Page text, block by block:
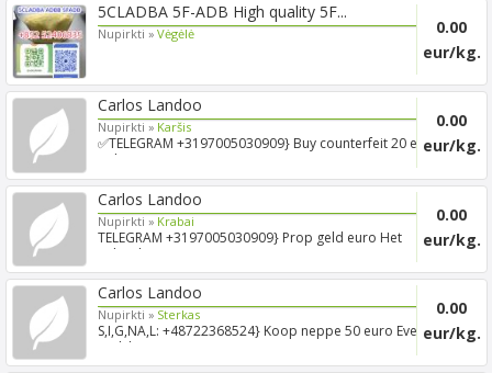
5CLADBA 5F-ADB High quality 5F...
Nupirkti » Vėgėlė
0.00
eur/kg.
Carlos Landoo
Nupirkti » Karšis
✅TELEGRAM +3197005030909} Buy counterfeit 20 euro
online ...
0.00
eur/kg.
Carlos Landoo
Nupirkti »Krabai
TELEGRAM +3197005030909} Prop geld euro Het
gebruik van pro...
0.00
eur/kg.
Carlos Landoo
Nupirkti » Sterkas
S,I,G,NA,L: +48722368524} Koop neppe 50 euro Even
eerlijk o...
0.00
eur/kg.